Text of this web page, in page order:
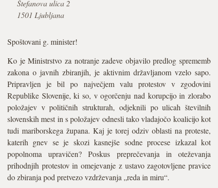
Štefanova ulica 2
1501 Ljubljana
Spoštovani g. minister!
Ko je Ministrstvo za notranje zadeve objavilo predlog sprememb
zakona o javnih zbiranjih, je aktivnim državljanom vzelo sapo.
Pripravljen je bil po največjem valu protestov v zgodovini
Republike Slovenije, ki so, v ogorčenju nad korupcijo in zlorabo
položajev v političnih strukturah, odjeknili po ulicah številnih
slovenskih mest in s položajev odnesli tako vladajočo koalicijo kot
tudi mariborskega župana. Kaj je torej odziv oblasti na proteste,
katerih gnev se je skozi kasnejše sodne procese izkazal kot
popolnoma upravičen? Poskus preprečevanja in oteževanja
prihodnjih protestov in omejevanje z ustavo zagotovljene pravice
do zbiranja pod pretvezo vzdrževanja „reda in miru“.